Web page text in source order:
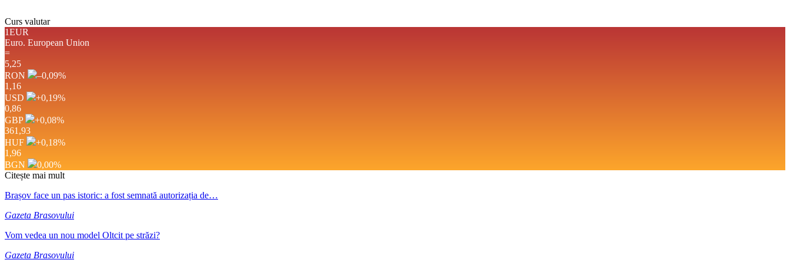
Curs valutar
1EUR
Euro. European Union
=
5,25
RON
–0,09%
1,16
USD
+0,19%
0,86
GBP
+0,08%
361,93
HUF
+0,18%
1,96
BGN
0,00%
Citește mai mult
Brașov face un pas istoric: a fost semnată autorizația de…
Gazeta Brasovului
Vom vedea un nou model Oltcit pe străzi?
Gazeta Brasovului